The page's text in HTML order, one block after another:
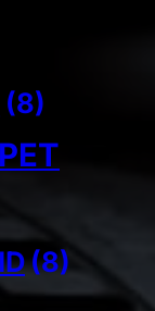
(8)
(8)